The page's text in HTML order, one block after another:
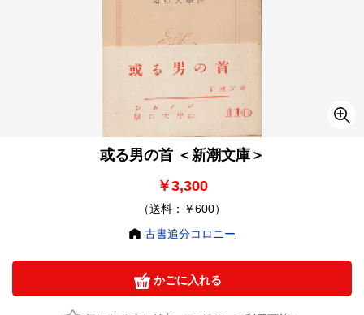
或る男の首 ＜新潮文庫＞
￥3,300
（送料：￥600）
古書追分コロニー
かごに入れる